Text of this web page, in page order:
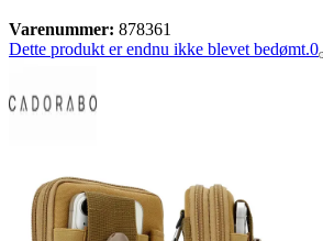
Varenummer: 878361
Dette produkt er endnu ikke blevet bedømt.0